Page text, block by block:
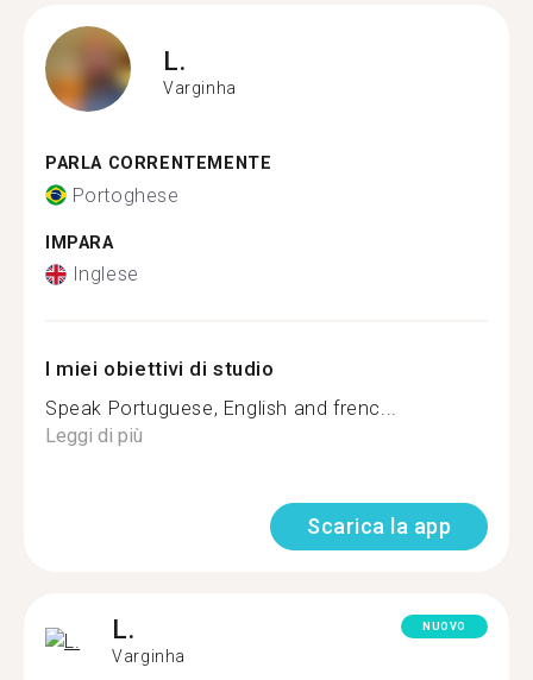
L.
Varginha
PARLA CORRENTEMENTE
Portoghese
IMPARA
Inglese
I miei obiettivi di studio
Speak Portuguese, English and frenc...
Leggi di più
Scarica la app
L.
Varginha
NUOVO